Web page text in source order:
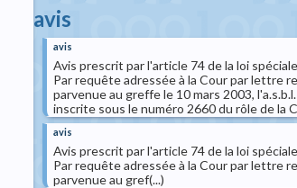
avis
avis
Avis prescrit par l'article 74 de la loi
Par requête adressée à la Cour par lettre
parvenue au greffe le 10 mars 2003,
inscrite sous le numéro 2660 du rôle de la
avis
Avis prescrit par l'article 74 de la loi
Par requête adressée à la Cour par lettre
parvenue au gref(...)